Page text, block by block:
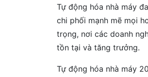
Tự động hóa nhà máy
chi phối mạnh mẽ mọi
trọng, nơi các doanh
tồn tại và tăng trưởng.
Tự động hóa nhà máy